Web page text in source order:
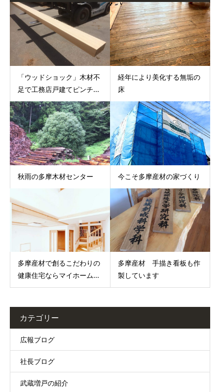
「ウッドショック」木材不
足で工務店戸建てピンチ...
経年により美化する無垢の
床
秋雨の多摩木材センター 今こそ多摩産材の家づくり
多摩産材で創るこだわりの
健康住宅ならマイホーム...
多摩産材 手描き看板も作
製しています
カテゴリー
広報ブログ
社長ブログ
武蔵増戸の紹介